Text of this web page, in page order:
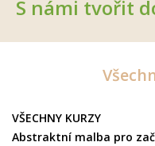
S námi tvořit
VŠECHNY KURZY
Abstraktní malba pro